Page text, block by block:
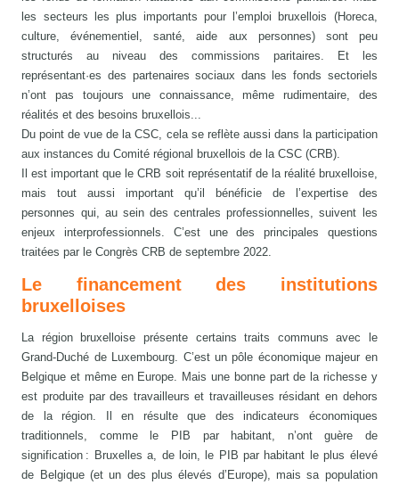
les secteurs les plus importants pour l’emploi bruxellois (Horeca,
culture, événementiel, santé, aide aux personnes) sont peu
structurés au niveau des commissions paritaires. Et les
représentant·es des partenaires sociaux dans les fonds sectoriels
n’ont pas toujours une connaissance, même rudimentaire, des
réalités et des besoins bruxellois...
Du point de vue de la CSC, cela se reflète aussi dans la participation
aux instances du Comité régional bruxellois de la CSC (CRB).
Il est important que le CRB soit représentatif de la réalité bruxelloise,
mais tout aussi important qu’il bénéficie de l’expertise des
personnes qui, au sein des centrales professionnelles, suivent les
enjeux interprofessionnels. C’est une des principales questions
traitées par le Congrès CRB de septembre 2022.
Le financement des institutions
bruxelloises
La région bruxelloise présente certains traits communs avec le
Grand-Duché de Luxembourg. C’est un pôle économique majeur en
Belgique et même en Europe. Mais une bonne part de la richesse y
est produite par des travailleurs et travailleuses résidant en dehors
de la région. Il en résulte que des indicateurs économiques
traditionnels, comme le PIB par habitant, n’ont guère de
signification : Bruxelles a, de loin, le PIB par habitant le plus élevé
de Belgique (et un des plus élevés d’Europe), mais sa population